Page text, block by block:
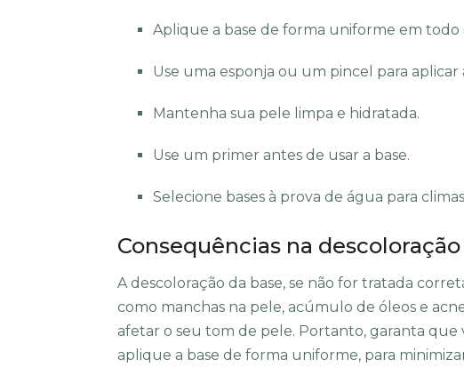
Aplique a base de forma uniforme em todo
Use uma esponja ou um pincel para aplicar
Mantenha sua pele limpa e hidratada.
Use um primer antes de usar a base.
Selecione bases à prova de água para
Consequências na
A descoloração da base, se não for tratada
como manchas na pele, acúmulo de óleos e
afetar o seu tom de pele. Portanto, garanta
aplique a base de forma uniforme, para